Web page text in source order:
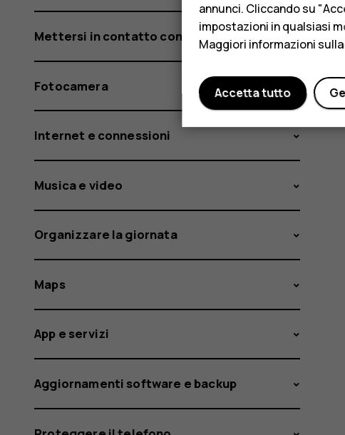
Mettersi in contatto con amici e familiari
Fotocamera
Internet e connessioni
Musica e video
Organizzare la giornata
Maps
App e servizi
Aggiornamenti software e backup
annunci. Cliccando su
impostazioni in qualsiasi
Maggiori informazioni
Accetta tutto